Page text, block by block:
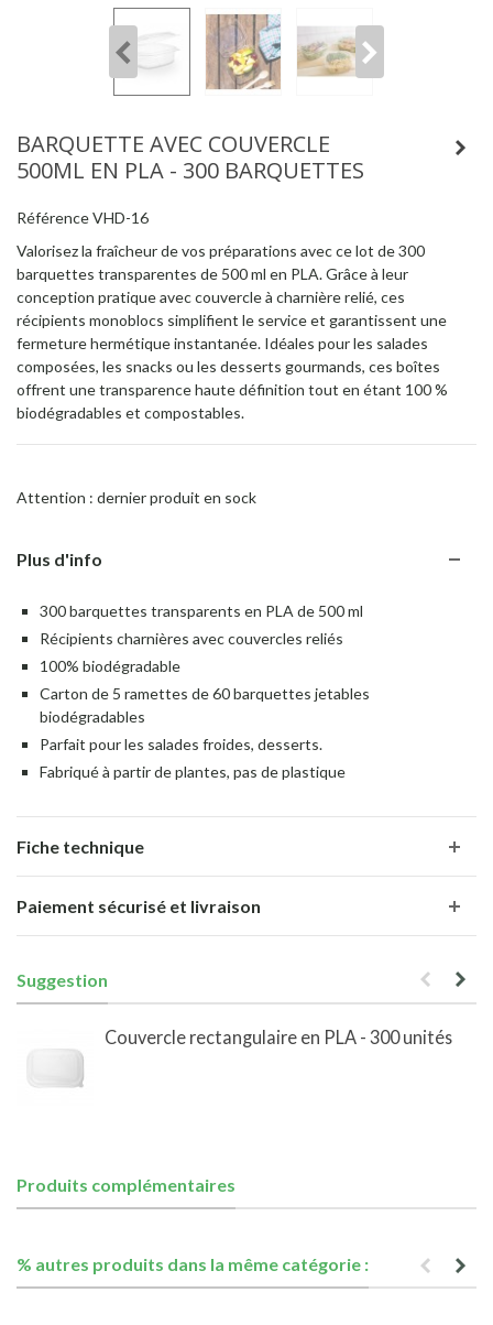
BARQUETTE AVEC COUVERCLE
500ML EN PLA - 300 BARQUETTES
RéférenceVHD-16
Valorisez la fraîcheur de vos préparations avec ce lot de 300
barquettes transparentes de 500 ml en PLA. Grâce à leur
conception pratique avec couvercle à charnière relié, ces
récipients monoblocs simplifient le service et garantissent une
fermeture hermétique instantanée. Idéales pour les salades
composées, les snacks ou les desserts gourmands, ces boîtes
offrent une transparence haute définition tout en étant 100 %
biodégradables et compostables.
Attention : dernier produit en sock
Plus d'info
300 barquettes transparents en PLA de 500 ml
Récipients charnières avec couvercles reliés
100% biodégradable
Carton de 5 ramettes de 60 barquettes jetables
biodégradables
Parfait pour les salades froides, desserts.
Fabriqué à partir de plantes, pas de plastique
Fiche technique
Paiement sécurisé et livraison
Suggestion
Couvercle rectangulaire en PLA - 300 unités
Produits complémentaires
% autres produits dans la même catégorie :